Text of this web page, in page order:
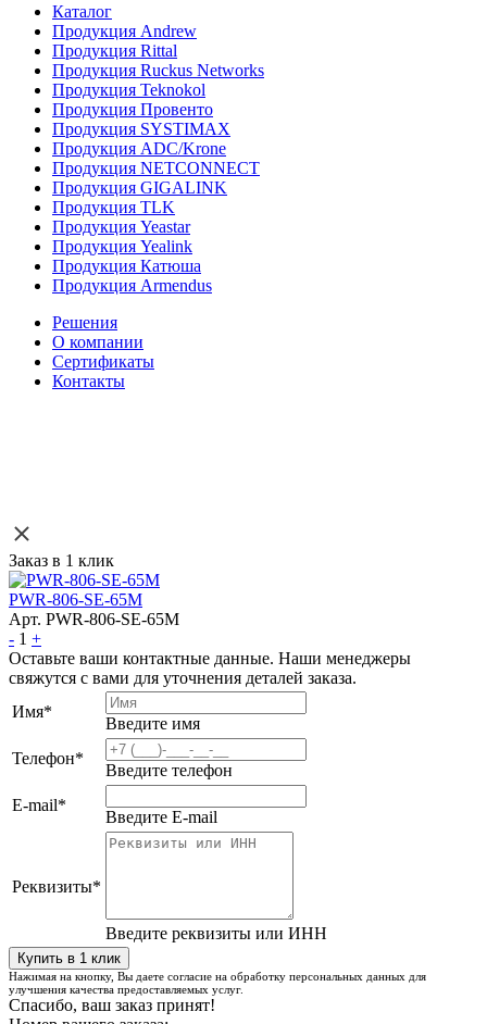
Каталог
Продукция Andrew
Продукция Rittal
Продукция Ruckus Networks
Продукция Teknokol
Продукция Провенто
Продукция SYSTIMAX
Продукция ADC/Krone
Продукция NETCONNECT
Продукция GIGALINK
Продукция TLK
Продукция Yeastar
Продукция Yealink
Продукция Катюша
Продукция Armendus
Решения
О компании
Сертификаты
Контакты
Заказ в 1 клик
PWR-806-SE-65M
Арт. PWR-806-SE-65M
- 1 +
Оставьте ваши контактные данные. Наши менеджеры
свяжутся с вами для уточнения деталей заказа.
Имя*
Введите имя
Телефон*
Введите телефон
E-mail*
Введите E-mail
Реквизиты*
Введите реквизиты или ИНН
Нажимая на кнопку, Вы даете согласие на обработку персональных данных для
улучшения качества предоставляемых услуг.
Спасибо, ваш заказ принят!